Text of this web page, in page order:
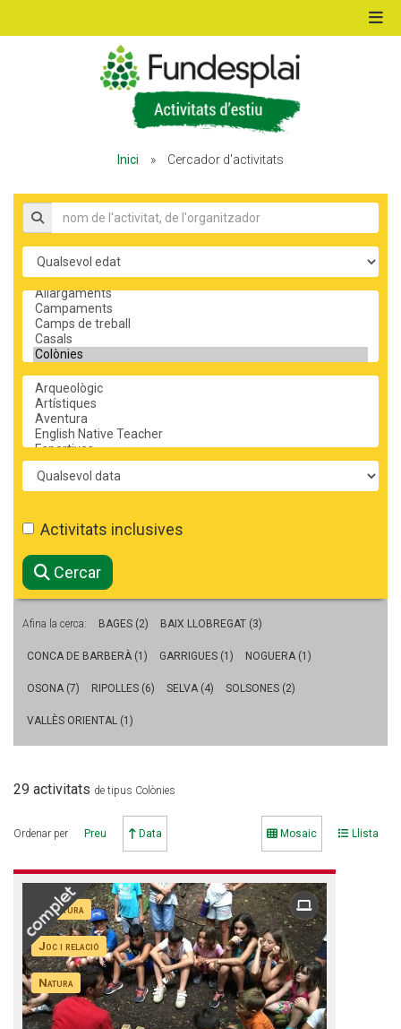
Inici » Cercador d'activitats
Nom de l'activitat, organitzador
Edat
Tipus d'activitat
Temàtica
Període
Activitats inclusives
Cercar
Afina la cerca: BAGES (2) BAIX LLOBREGAT (3)
CONCA DE BARBERÀ (1) GARRIGUES (1) NOGUERA (1)
OSONA (7) RIPOLLES (6) SELVA (4) SOLSONES (2)
VALLÈS ORIENTAL (1)
29 activitats de tipus Colònies
Ordenar per Preu Data Mosaic Llista
Aventura
Joc i relació
Natura
ACTIVITATS D'ESTIU
ALBERG CENTRE ESPLAI
CASES DE COLÒNIES
ACCIÓ SOCIAL I JOVES
SUPORT TERCER SECTOR
CONEIX FUNDESPLAI
La Fundació
L'equip
Missió i valors
Els comptes clars